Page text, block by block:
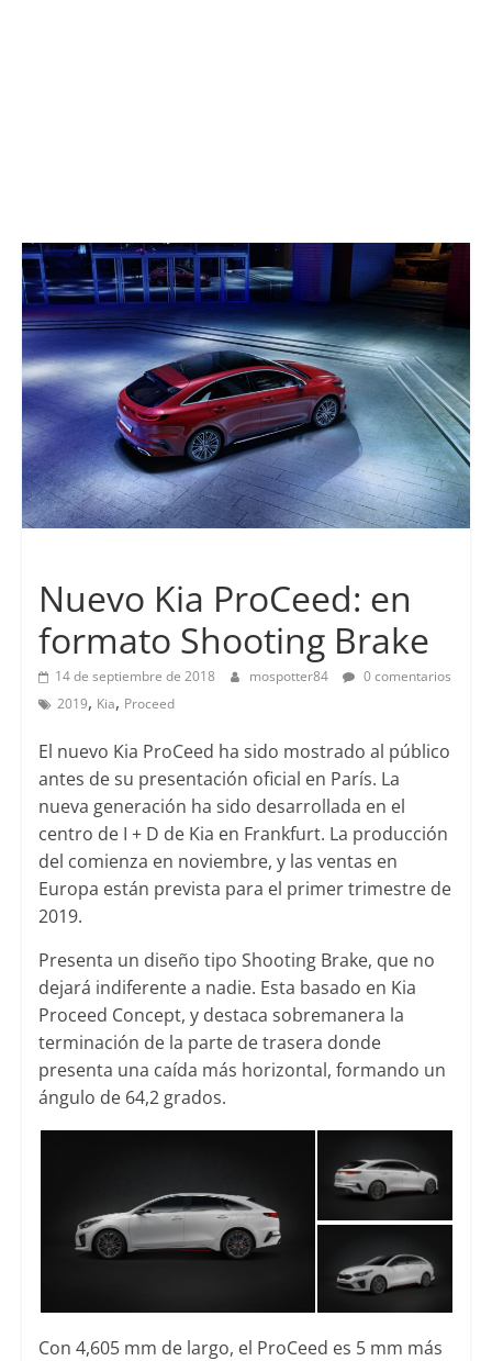
Nuevo Kia ProCeed: en
formato Shooting Brake
14 de septiembre de 2018 mospotter84
0 comentarios
2019, Kia, Proceed
El nuevo Kia ProCeed ha sido mostrado al público
antes de su presentación oficial en París. La
nueva generación ha sido desarrollada en el
centro de I + D de Kia en Frankfurt. La producción
del comienza en noviembre, y las ventas en
Europa están prevista para el primer trimestre de
2019.
Presenta un diseño tipo Shooting Brake, que no
dejará indiferente a nadie. Esta basado en Kia
Proceed Concept, y destaca sobremanera la
terminación de la parte de trasera donde
presenta una caída más horizontal, formando un
ángulo de 64,2 grados.
Con 4,605 ​​mm de largo, el ProCeed es 5 mm más